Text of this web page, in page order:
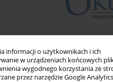
informacji o użytkownikach i ich
w urządzeniach końcowych
wygodnego korzystania ze
przez narzędzie Google Analytics
Najczęściej
Miesiąc
Rok